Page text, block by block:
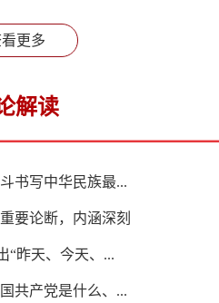
更多
解读
书写中华民族最...
要论断，内涵深刻
“昨天、今天、...
共产党是什么、...